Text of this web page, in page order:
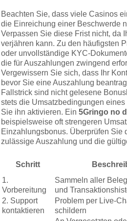
Beachten Sie, dass viele Casinos
die Einreichung einer Beschwerde
Verpassen Sie diese Frist nicht, da
verjähren kann. Zu den häufigsten
oder unvollständige KYC-
die für Auszahlungen zwingend
Vergewissern Sie sich, dass Ihr
bevor Sie eine Auszahlung
Fallstrick sind nicht gelesene
stets die Umsatzbedingungen eines
Sie ihn aktivieren. Ein5Gringo no
beispielsweise oft strengeren
Einzahlungsbonus. Überprüfen Sie
zulässige Auszahlung und die
Schritt
1.
Vorbereitung
Sammeln aller
und
2. Support
kontaktieren
Problem per Live-
schildern